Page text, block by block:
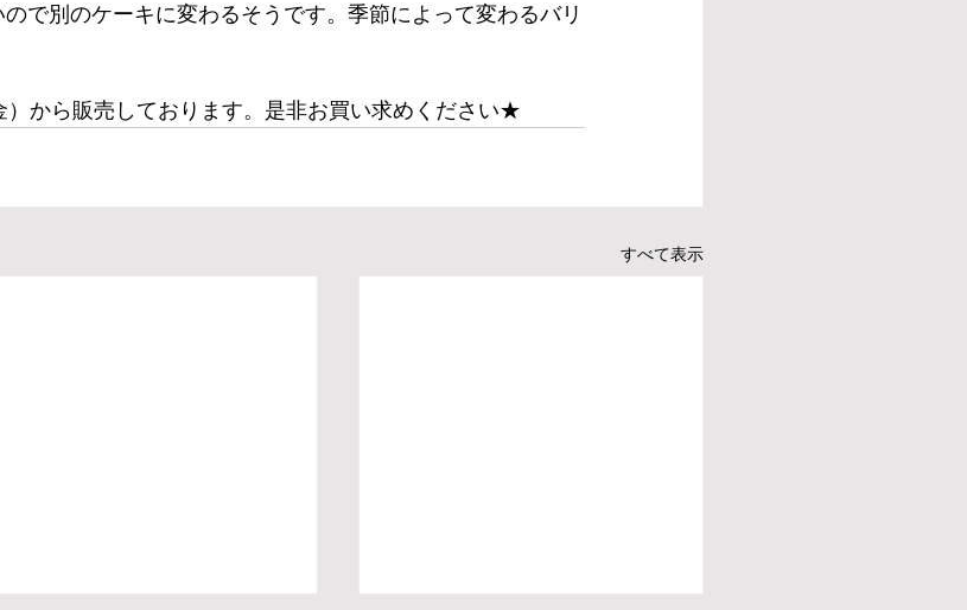
で別のケーキに変わるそうです。季節によって変わるバリ
）から販売しております。是非お買い求めください★
すべて表示